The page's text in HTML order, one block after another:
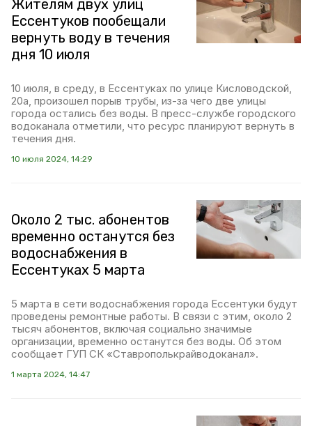
Жителям двух улиц
Ессентуков пообещали
вернуть воду в течения
дня 10 июля
10 июля, в среду, в Ессентуках по улице Кисловодской,
20а, произошел порыв трубы, из-за чего две улицы
города остались без воды. В пресс-службе городского
водоканала отметили, что ресурс планируют вернуть в
течения дня.
10 июля 2024, 14:29
Около 2 тыс. абонентов
временно останутся без
водоснабжения в
Ессентуках 5 марта
5 марта в сети водоснабжения города Ессентуки будут
проведены ремонтные работы. В связи с этим, около 2
тысяч абонентов, включая социально значимые
организации, временно останутся без воды. Об этом
сообщает ГУП СК «Ставрополькрайводоканал».
1 марта 2024, 14:47